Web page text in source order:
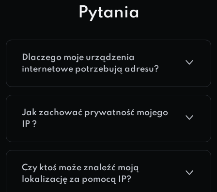
Pytania
Dlaczego moje urządzenia
internetowe potrzebują adresu?
Jak zachować prywatność mojego
IP ?
Czy ktoś może znaleźć moją
lokalizację za pomocą IP?